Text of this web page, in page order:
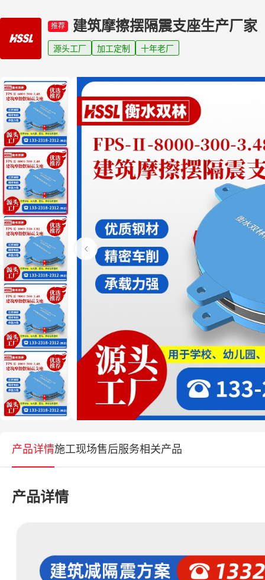
推荐 建筑摩擦摆隔震支座生产厂家
源头工厂 加工定制 十年老厂
产品详情施工现场售后服务相关产品
产品详情